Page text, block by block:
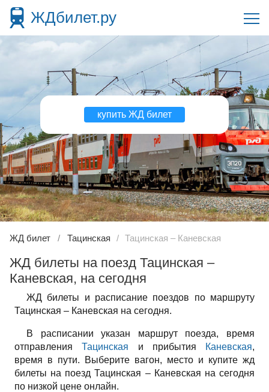
ЖДбилет.ру
купить ЖД билет
ЖД билет Тацинская Тацинская – Каневская
ЖД билеты на поезд Тацинская –
Каневская, на сегодня
ЖД билеты и расписание поездов по маршруту
Тацинская – Каневская на сегодня.
В расписании указан маршрут поезда, время
отправленияТацинская и прибытия Каневская,
время в пути. Выберите вагон, место и купите жд
билеты на поезд Тацинская – Каневская на сегодня
по низкой цене онлайн.